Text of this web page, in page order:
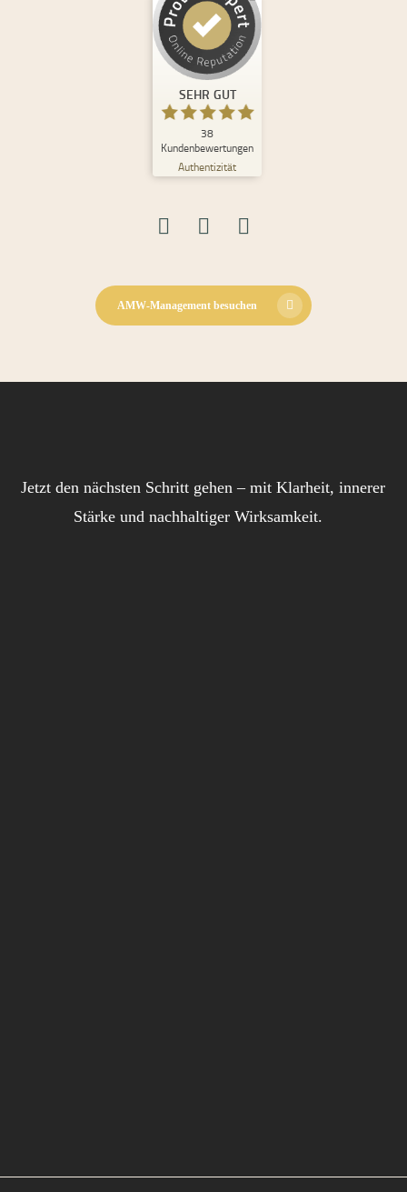
SEHR GUT
38
Kundenbewertungen
Authentizität
Kundenbewertungen und Erfahrungen zu
Andrea Maria Waden
Empfehlungen auf
ProvenExpert.com
SEHR GUT
30
8
AMW-Management besuchen
Jetzt den nächsten Schritt gehen – mit Klarheit, innerer
Stärke und nachhaltiger Wirksamkeit.